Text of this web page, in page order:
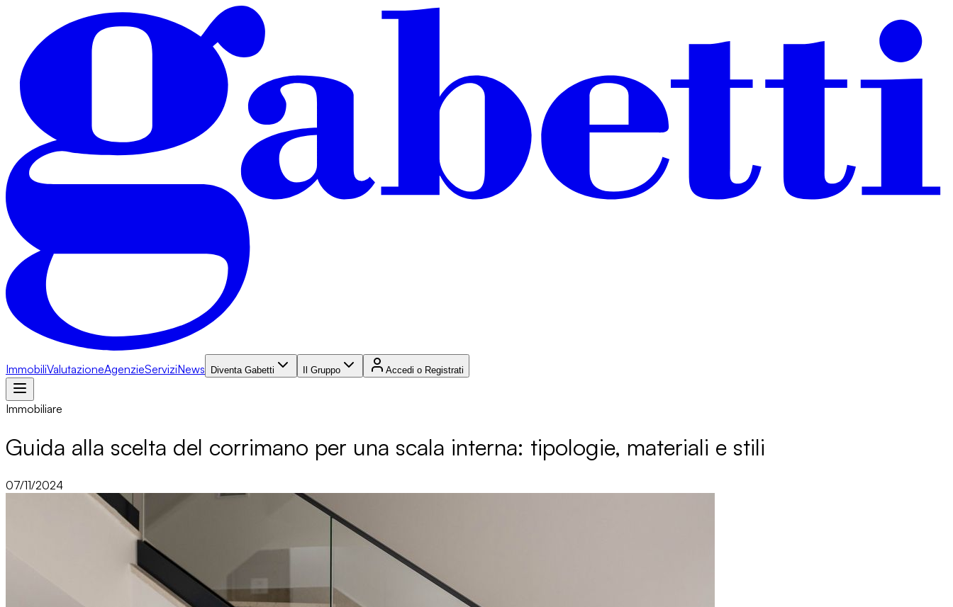
ImmobiliValutazioneAgenzieServiziNews Diventa Gabetti Il Gruppo Accedi o Registrati
Immobiliare
Guida alla scelta del corrimano per una scala interna: tipologie, materiali e stili
07/11/2024